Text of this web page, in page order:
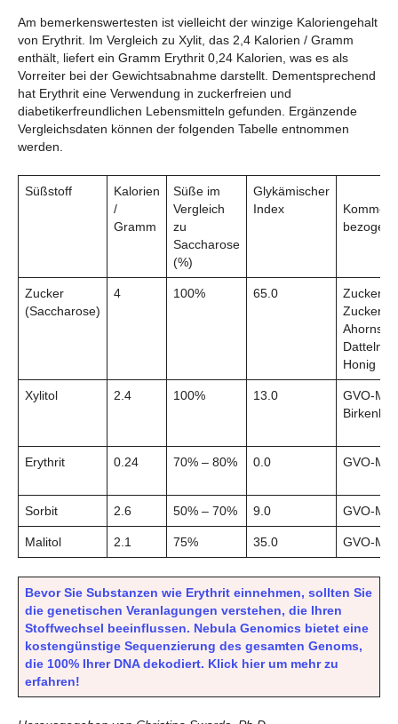
Am bemerkenswertesten ist vielleicht der winzige Kaloriengehalt
von Erythrit. Im Vergleich zu Xylit, das 2,4 Kalorien / Gramm
enthält, liefert ein Gramm Erythrit 0,24 Kalorien, was es als
Vorreiter bei der Gewichtsabnahme darstellt. Dementsprechend
hat Erythrit eine Verwendung in zuckerfreien und
diabetikerfreundlichen Lebensmitteln gefunden. Ergänzende
Vergleichsdaten können der folgenden Tabelle entnommen
werden.
Süßstoff
Kalorien
/
Gramm
Süße im
Vergleich
zu
Saccharose
(%)
Glykämischer
Index
bezogen
Zucker
(Saccharose)
4 100% 65.0
Datteln,
Honig
Xylitol 2.4 100% 13.0
GVO-
Erythrit 0.24 70% – 80% 0.0 GVO-
Sorbit 2.6 50% – 70% 9.0 GVO-
Malitol 2.1 75% 35.0 GVO-
Bevor Sie Substanzen wie Erythrit einnehmen, sollten Sie
die genetischen Veranlagungen verstehen, die Ihren
Stoffwechsel beeinflussen. Nebula Genomics bietet eine
kostengünstige Sequenzierung des gesamten Genoms,
die 100% Ihrer DNA dekodiert. Klick hier um mehr zu
erfahren!